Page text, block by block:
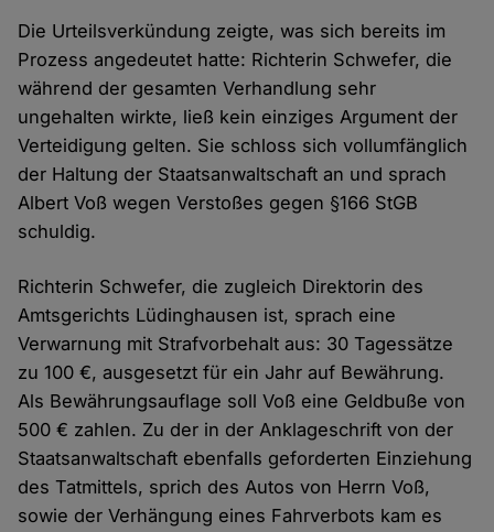
Die Urteilsverkündung zeigte, was sich bereits im
Prozess angedeutet hatte: Richterin Schwefer, die
während der gesamten Verhandlung sehr
ungehalten wirkte, ließ kein einziges Argument der
Verteidigung gelten. Sie schloss sich vollumfänglich
der Haltung der Staatsanwaltschaft an und sprach
Albert Voß wegen Verstoßes gegen §166 StGB
schuldig.
Richterin Schwefer, die zugleich Direktorin des
Amtsgerichts Lüdinghausen ist, sprach eine
Verwarnung mit Strafvorbehalt aus: 30 Tagessätze
zu 100 €, ausgesetzt für ein Jahr auf Bewährung.
Als Bewährungsauflage soll Voß eine Geldbuße von
500 € zahlen. Zu der in der Anklageschrift von der
Staatsanwaltschaft ebenfalls geforderten Einziehung
des Tatmittels, sprich des Autos von Herrn Voß,
sowie der Verhängung eines Fahrverbots kam es